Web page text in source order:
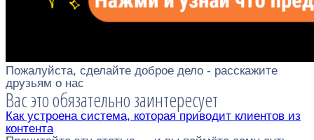
Пожалуйста, сделайте доброе дело - расскажите
друзьям о нас
Вас это обязательно заинтересует
Как устроена система, которая приводит клиентов из
контента